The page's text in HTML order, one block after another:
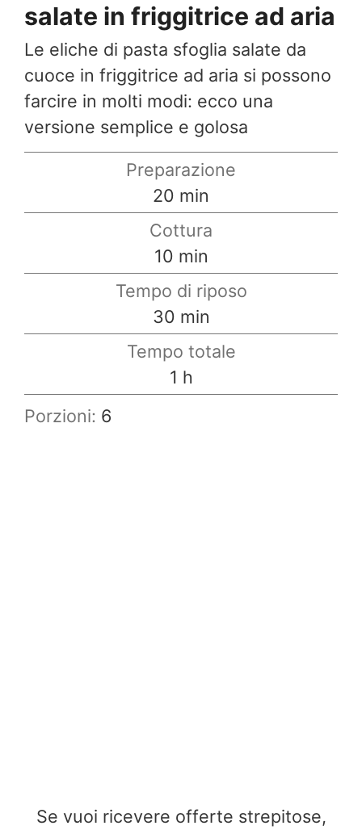
salate in friggitrice ad aria
Le eliche di pasta sfoglia salate da
cuoce in friggitrice ad aria si possono
farcire in molti modi: ecco una
versione semplice e golosa
Preparazione
20 minuti
min
Cottura
10minuti
min
Tempo di riposo
30minuti
min
Tempo totale
1 ora
h
Porzioni: 6
Se vuoi ricevere offerte strepitose,